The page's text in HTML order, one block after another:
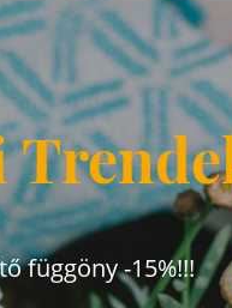
függöny -15%!!!